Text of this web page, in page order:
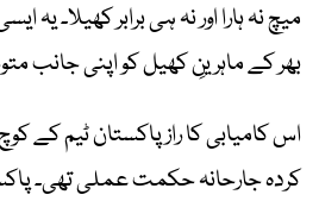
میچ نہ ہارا اور نہ ہی برابر کھیلا۔ یہ
بھر کے ماہرینِ کھیل کو اپنی جانب
اس کامیابی کا راز پاکستان ٹیم کے
کردہ جارحانہ حکمت عملی تھی۔